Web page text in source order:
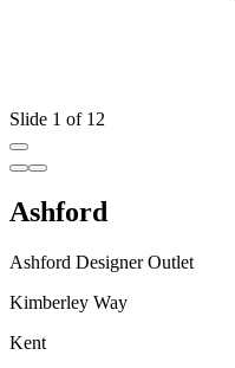
Slide 1 of 12
Ashford
Ashford Designer Outlet
Kimberley Way
Kent